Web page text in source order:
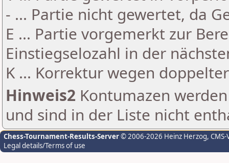
- ... Partie nicht gewertet, da
E ... Partie vorgemerkt zur
Einstiegselozahl in der
K ... Korrektur wegen
Hinweis2 Kontumazen
und sind in der Liste nicht
Chess-Tournament-Results-Server© 2006-2026 Heinz Herzog,
Legal details/Terms of use